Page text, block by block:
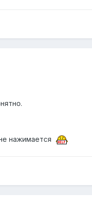
нажимается